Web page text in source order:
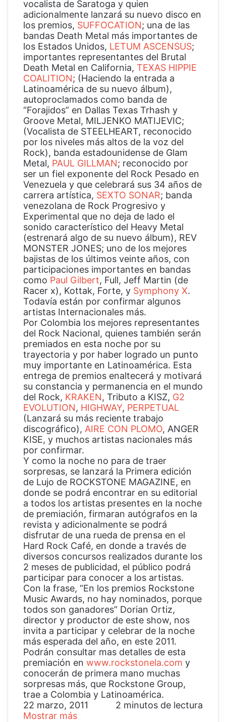
vocalista de Saratoga y quien
adicionalmente lanzará su nuevo disco en
los premios, SUFFOCATION; una de las
bandas Death Metal más importantes de
los Estados Unidos, LETUM ASCENSUS;
importantes representantes del Brutal
Death Metal en California, TEXAS HIPPIE
COALITION; (Haciendo la entrada a
Latinoamérica de su nuevo álbum),
autoproclamados como banda de
“Forajidos” en Dallas Texas Trhash y
Groove Metal, MILJENKO MATIJEVIC;
(Vocalista de STEELHEART, reconocido
por los niveles más altos de la voz del
Rock), banda estadounidense de Glam
Metal, PAUL GILLMAN; reconocido por
ser un fiel exponente del Rock Pesado en
Venezuela y que celebrará sus 34 años de
carrera artística, SEXTO SONAR; banda
venezolana de Rock Progresivo y
Experimental que no deja de lado el
sonido característico del Heavy Metal
(estrenará algo de su nuevo álbum), REV
MONSTER JONES; uno de los mejores
bajistas de los últimos veinte años, con
participaciones importantes en bandas
como Paul Gilbert, Full, Jeff Martin (de
Racer x), Kottak, Forte, y Symphony X.
Todavía están por confirmar algunos
artistas Internacionales más.
Por Colombia los mejores representantes
del Rock Nacional, quienes también serán
premiados en esta noche por su
trayectoria y por haber logrado un punto
muy importante en Latinoamérica. Esta
entrega de premios enaltecerá y motivará
su constancia y permanencia en el mundo
del Rock, KRAKEN, Tributo a KISZ, G2
EVOLUTION, HIGHWAY, PERPETUAL
(Lanzará su más reciente trabajo
discográfico), AIRE CON PLOMO, ANGER
KISE, y muchos artistas nacionales más
por confirmar.
Y como la noche no para de traer
sorpresas, se lanzará la Primera edición
de Lujo de ROCKSTONE MAGAZINE, en
donde se podrá encontrar en su editorial
a todos los artistas presentes en la noche
de premiación, firmaran autógrafos en la
revista y adicionalmente se podrá
disfrutar de una rueda de prensa en el
Hard Rock Café, en donde a través de
diversos concursos realizados durante los
2 meses de publicidad, el público podrá
participar para conocer a los artistas.
Con la frase, “En los premios Rockstone
Music Awards, no hay nominados, porque
todos son ganadores” Dorian Ortiz,
director y productor de este show, nos
invita a participar y celebrar de la noche
más esperada del año, en este 2011.
Podrán consultar mas detalles de esta
premiación en www.rockstonela.com y
conocerán de primera mano muchas
sorpresas más, que Rockstone Group,
trae a Colombia y Latinoamérica.
22 marzo, 2011
2 minutos de lectura
Mostrar más